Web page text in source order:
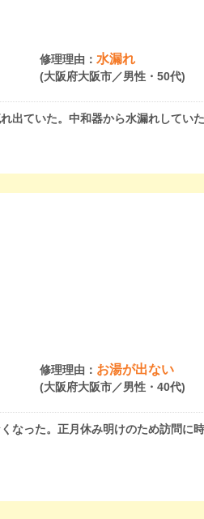
修理理由： 水漏れ
(大阪府大阪市／男性・50代)
出ていた。中和器から水漏れしてい
修理理由： お湯が出ない
(大阪府大阪市／男性・40代)
なった。正月休み明けのため訪問